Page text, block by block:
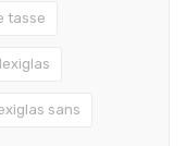
tasse
sans